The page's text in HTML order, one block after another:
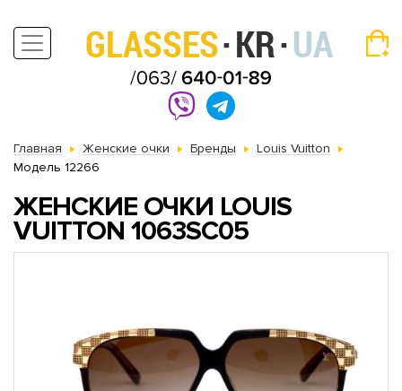
Главная Женские очки Бренды
Louis Vuitton
Модель 12266
ЖЕНСКИЕ ОЧКИ LOUIS
VUITTON 1063SC05